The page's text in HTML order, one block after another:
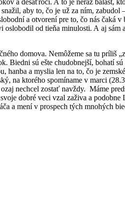
aby to, čo je už za ním,
a otvorení pre to, čo nás čaká
od tieňa minulosti. A aj
domova. Nemôžeme sa tu príliš
sú ešte chudobnejší, bohatí
hanba a myslia len na to, čo je
na ktorého spomíname v marci
nechcel zostať navždy. Máme
dobré veci vzal zaživa a
a mení v prospech tých mnohých